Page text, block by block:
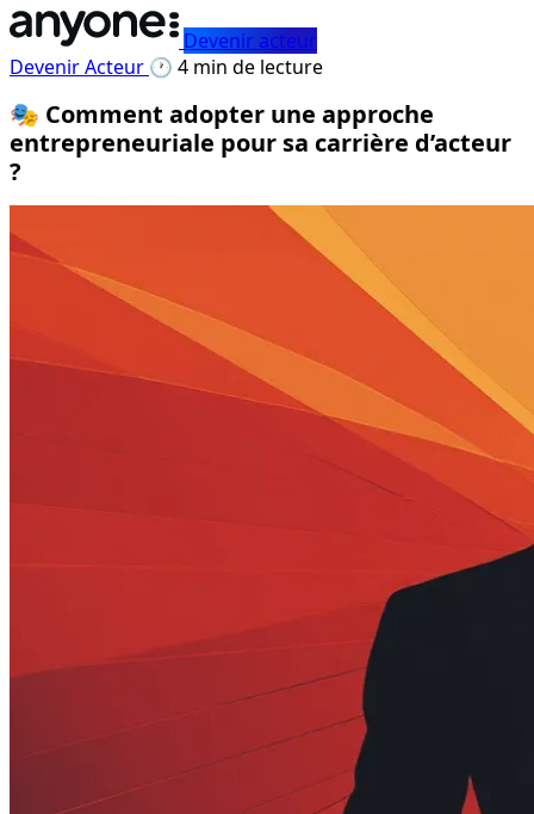
Devenir acteur
Devenir Acteur 🕐 4 min de lecture
🎭 Comment adopter une approche
entrepreneuriale pour sa carrière d’acteur
?